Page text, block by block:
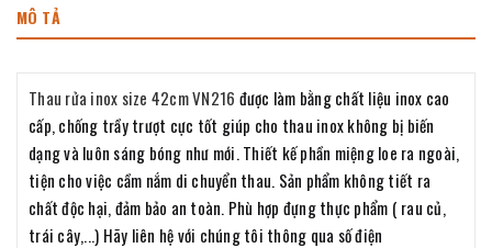
MÔ TẢ
Thau rửa inox size 42cm VN216 được làm bằng chất liệu inox cao
cấp, chống trầy trượt cực tốt giúp cho thau inox không bị biến
dạng và luôn sáng bóng như mới. Thiết kế phần miệng loe ra ngoài,
tiện cho việc cầm nắm di chuyển thau. Sản phẩm không tiết ra
chất độc hại, đảm bảo an toàn. Phù hợp đựng thực phẩm ( rau củ,
trái cây,...) Hãy liên hệ với chúng tôi thông qua số điện